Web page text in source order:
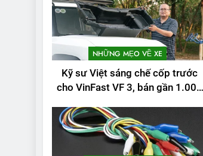
NHỮNG MẸO VỀ XE
Kỹ sư Việt sáng chế cốp trước
cho VinFast VF 3, bán gần 1.000